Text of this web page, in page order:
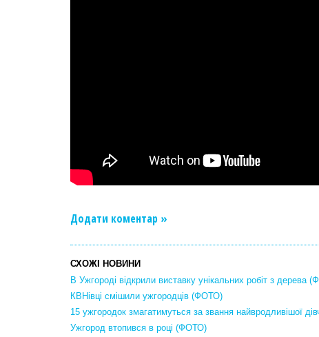
Додати коментар »
СХОЖІ НОВИНИ
В Ужгороді відкрили виставку унікальних робіт з дерева
КВНівці смішили ужгородців (ФОТО)
15 ужгородок змагатимуться за звання найвродливішої
Ужгород втопився в році (ФОТО)